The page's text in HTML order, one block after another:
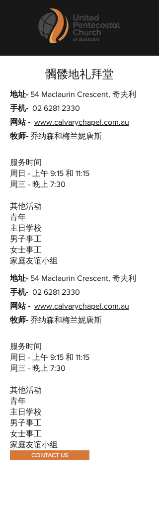
髑髅地礼拜堂
地址- 54 Maclaurin Crescent, 奇夫利
手机- 02 6281 2330
网站 - www.calvarychapel.com.au
牧师- 乔纳森和梅兰妮唐斯
服务时间
周日 - 上午 9:15 和 11:15
周三 - 晚上 7:30
其他活动
青年
主日学校
男子事工
女士事工
家庭友谊小组
地址- 54 Maclaurin Crescent, 奇夫利
手机- 02 6281 2330
网站 - www.calvarychapel.com.au
牧师- 乔纳森和梅兰妮唐斯
服务时间
周日 - 上午 9:15 和 11:15
周三 - 晚上 7:30
其他活动
青年
主日学校
男子事工
女士事工
家庭友谊小组
CONTACT US